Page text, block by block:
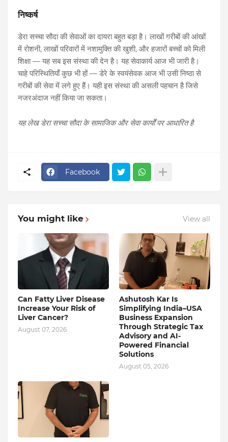
निष्कर्ष
डेरा सच्चा सौदा की सेवाओं का दायरा बहुत बड़ा है। लाखों गरीबों की आंखों
में रोशनी, लाखों परिवारों में नशामुक्ति की खुशी, और हजारों बच्चों को मिली
शिक्षा — यह सब इस संस्था की देन है। यह सेवाकार्य आज भी जारी है।
चाहे परिस्थितियाँ कुछ भी हों — डेरे के स्वयंसेवक आज भी उसी निष्ठा से
गरीबों की सेवा में लगे हुए हैं। यही इस संस्था की असली पहचान है जिसे
नजरअंदाज नहीं किया जा सकता।
यह लेख डेरा सच्चा सौदा के सामाजिक और सेवा कार्यों पर आधारित है
Facebook
You might like View all
Can Fatty Liver Disease
Increase Your Risk of
Liver Cancer?
August 07, 2026
Ashutosh Kar Is
Simplifying India–USA
Business Expansion
Through Strategic Tax
Advisory and AI-
Powered Financial
Solutions
August 05, 2026